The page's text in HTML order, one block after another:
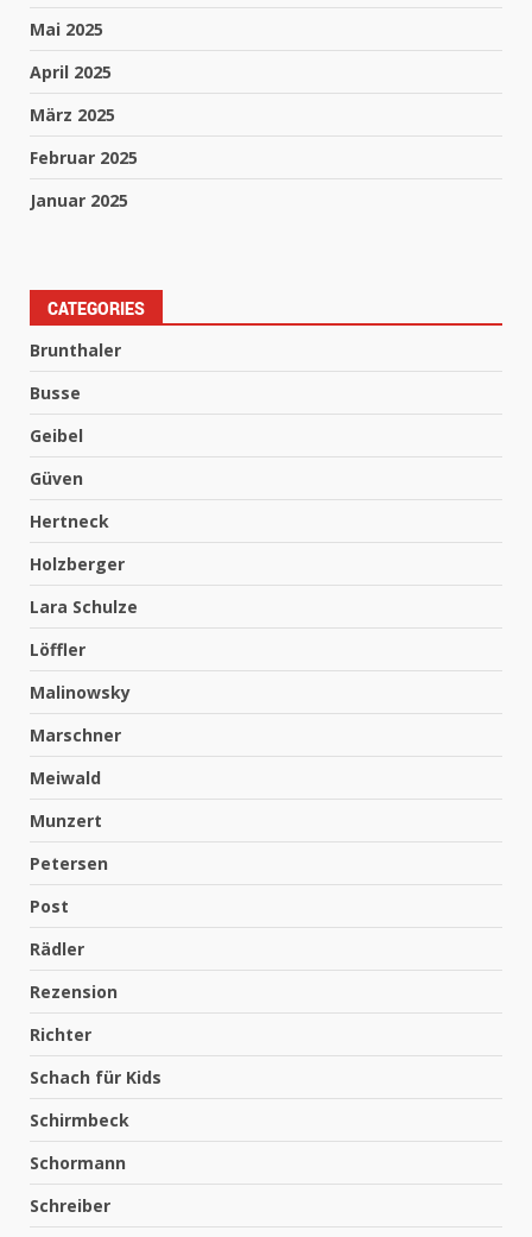
Mai 2025
April 2025
März 2025
Februar 2025
Januar 2025
CATEGORIES
Brunthaler
Busse
Geibel
Güven
Hertneck
Holzberger
Lara Schulze
Löffler
Malinowsky
Marschner
Meiwald
Munzert
Petersen
Post
Rädler
Rezension
Richter
Schach für Kids
Schirmbeck
Schormann
Schreiber